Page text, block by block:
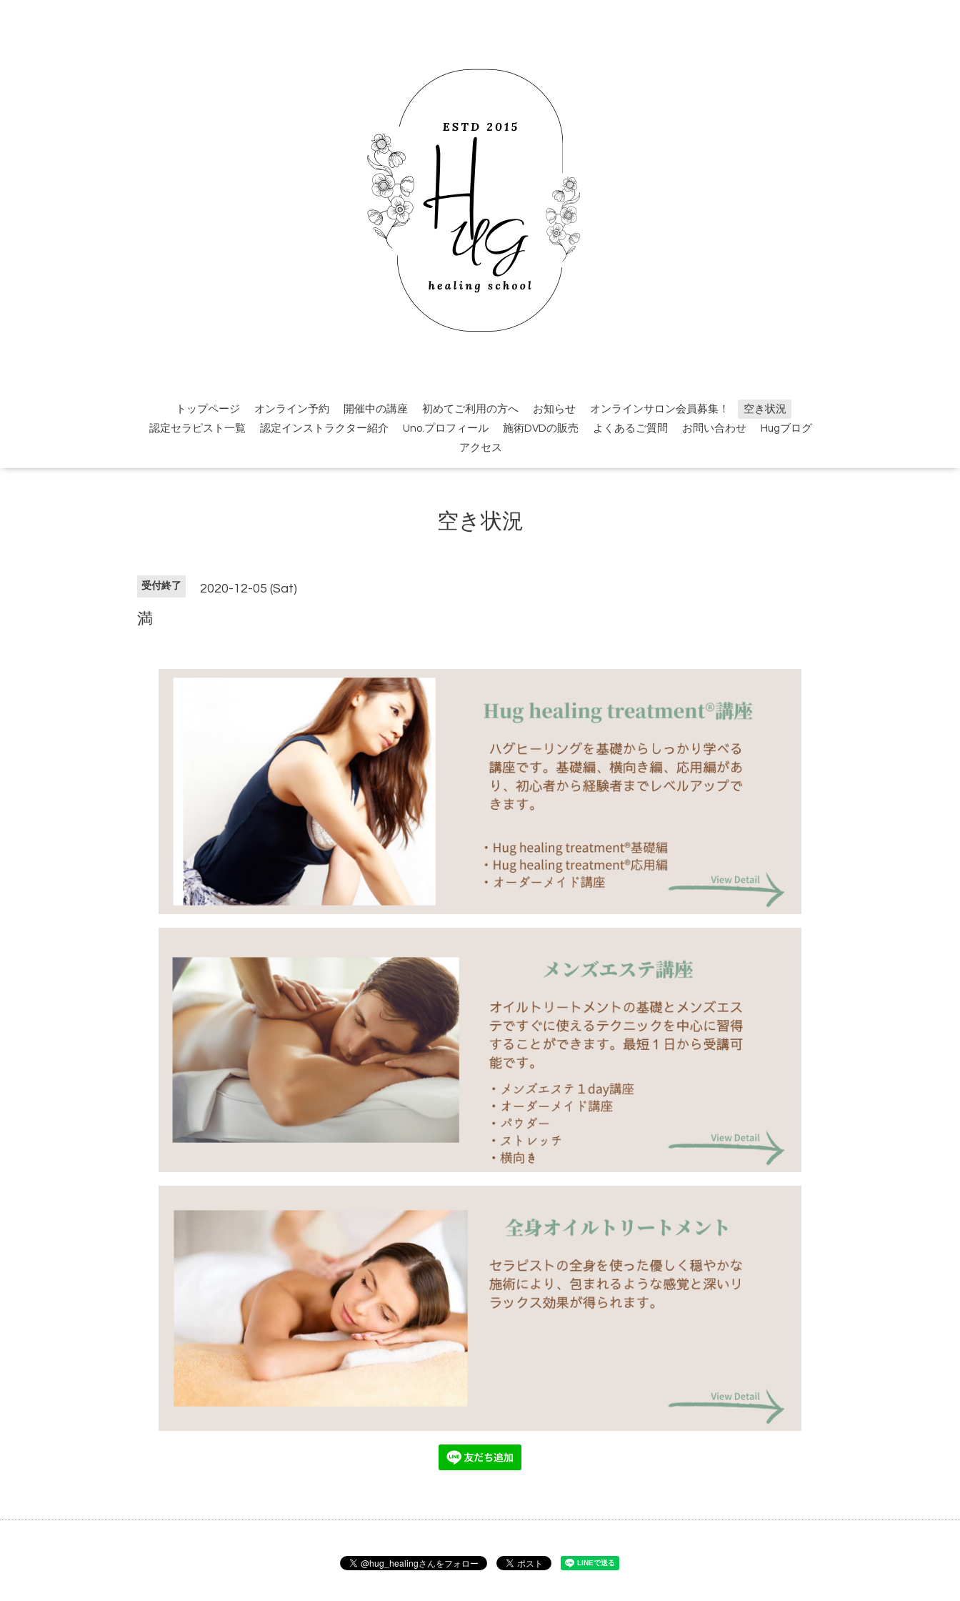
トップページ オンライン予約 開催中の講座 初めてご利用の方へ お知らせ オンラインサロン会員募集！
空き状況
認定セラピスト一覧
認定インストラクター紹介 Uno.プロフィール 施術DVDの販売 よくあるご質問 お問い合わせ
Hugブログ
アクセス
空き状況
受付終了 2020-12-05 (Sat)
満